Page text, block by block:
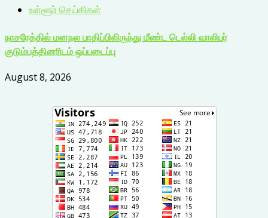
உள்ளூர் செய்திகள்
நாசரேத்தில் மனநல பாதிப்பிலிருந்து மீண்ட டெல்லி வாலிபர்
குடும்பத்தினரிடம் ஒப்படைப்பு
August 8, 2026